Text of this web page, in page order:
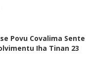
Povu Covalima Sente
Iha Tinan 23